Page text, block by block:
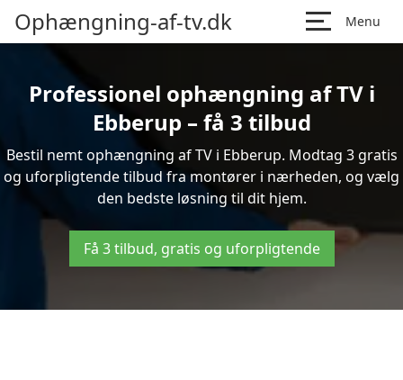
Ophængning-af-tv.dk Menu
Professionel ophængning af TV i
Ebberup – få 3 tilbud
Bestil nemt ophængning af TV i Ebberup. Modtag 3 gratis
og uforpligtende tilbud fra montører i nærheden, og vælg
den bedste løsning til dit hjem.
Få 3 tilbud, gratis og uforpligtende